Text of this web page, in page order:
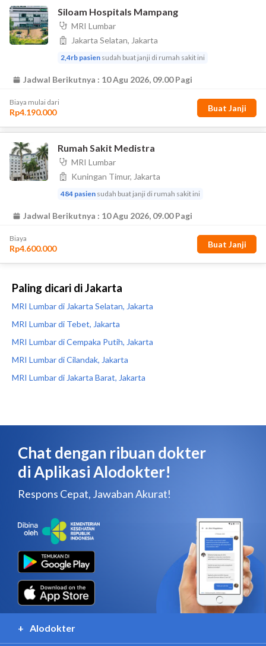
Paling dicari di Jakarta
MRI Lumbar di Jakarta Selatan, Jakarta
MRI Lumbar di Tebet, Jakarta
MRI Lumbar di Cempaka Putih, Jakarta
MRI Lumbar di Cilandak, Jakarta
MRI Lumbar di Jakarta Barat, Jakarta